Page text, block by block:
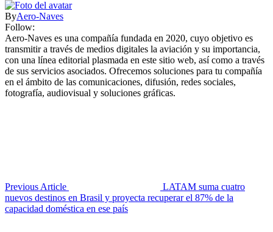
ByAero-Naves
Follow:
Aero-Naves es una compañía fundada en 2020, cuyo objetivo es
transmitir a través de medios digitales la aviación y su importancia,
con una línea editorial plasmada en este sitio web, así como a través
de sus servicios asociados. Ofrecemos soluciones para tu compañía
en el ámbito de las comunicaciones, difusión, redes sociales,
fotografía, audiovisual y soluciones gráficas.
Previous Article
LATAM suma cuatro
nuevos destinos en Brasil y proyecta recuperar el 87% de la
capacidad doméstica en ese país